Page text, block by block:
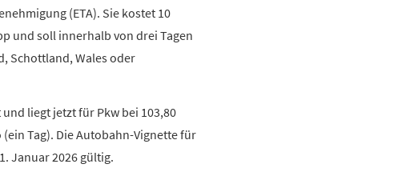
(ETA). Sie kostet 10
und soll innerhalb von drei Tagen
Schottland, Wales oder
liegt jetzt für Pkw bei 103,80
(ein Tag). Die Autobahn-Vignette für
Januar 2026 gültig.